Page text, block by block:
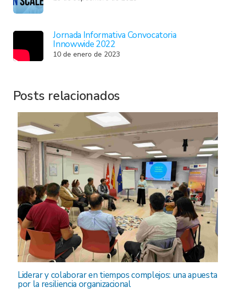
Jornada Informativa Convocatoria
Innowwide 2022
10 de enero de 2023
Posts relacionados
Liderar y colaborar en tiempos complejos: una apuesta
por la resiliencia organizacional